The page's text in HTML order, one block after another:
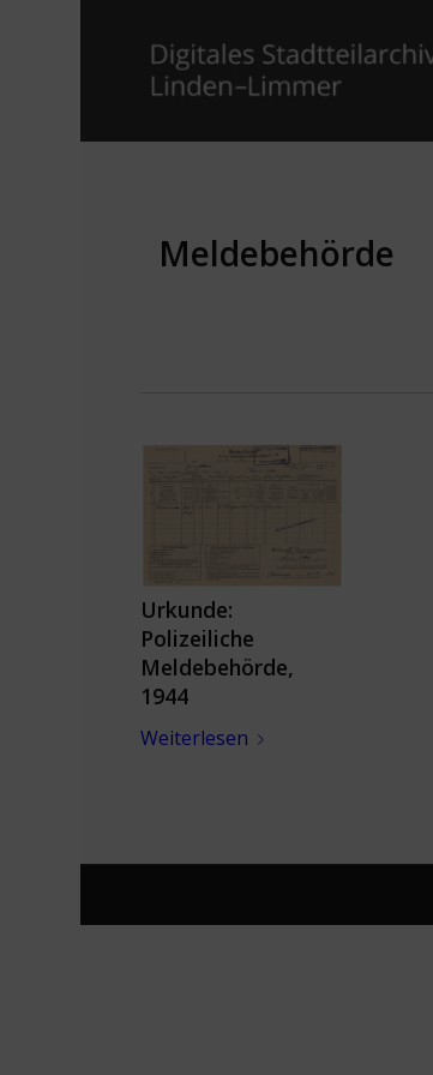
Meldebehörde
Urkunde:
Polizeiliche
Meldebehörde,
1944
Weiterlesen